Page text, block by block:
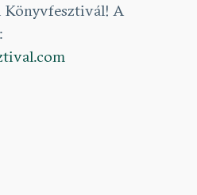
Könyvfesztivál! A